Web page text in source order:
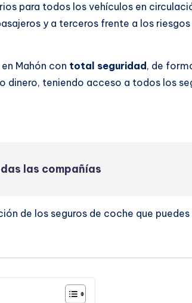
para todos los vehículos en
y a terceros frente a los riesgos
Mahón con total seguridad , de
dinero, teniendo acceso a todos los
las compañías
de los seguros de coche que